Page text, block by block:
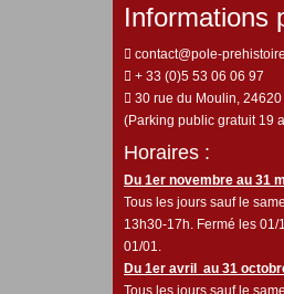
Informations
contact@pole-
+ 33 (0)5 53 06 06 97
30 rue du Moulin,
(Parking public gratuit 19
Horaires :
Du 1er novembre au 31
Tous les jours sauf le
13h30-17h. Fermé les 01/
01/01.
Du 1er avril au 31
Tous les jours sauf le